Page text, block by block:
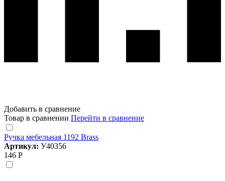
Добавить в сравнение
Товар в сравнении Перейти в сравнение
Ручка мебельная 1192 Brass
Артикул: У40356
146 Р